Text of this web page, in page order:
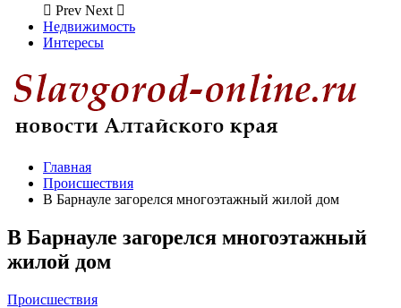
Prev Next
Недвижимость
Интересы
Главная
Происшествия
В Барнауле загорелся многоэтажный жилой дом
В Барнауле загорелся многоэтажный
жилой дом
Происшествия